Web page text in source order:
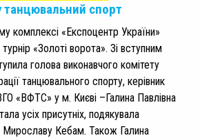
танцювальний спорт
комплексі «Експоцентр України»
«Золоті ворота». Зі вступним
голова виконавчого комітету
танцювального спорту, керівник
«ВФТС» у м. Києві –Галина Павлівна
усіх присутніх, подякувала
Мирославу Кебам. Також Галина